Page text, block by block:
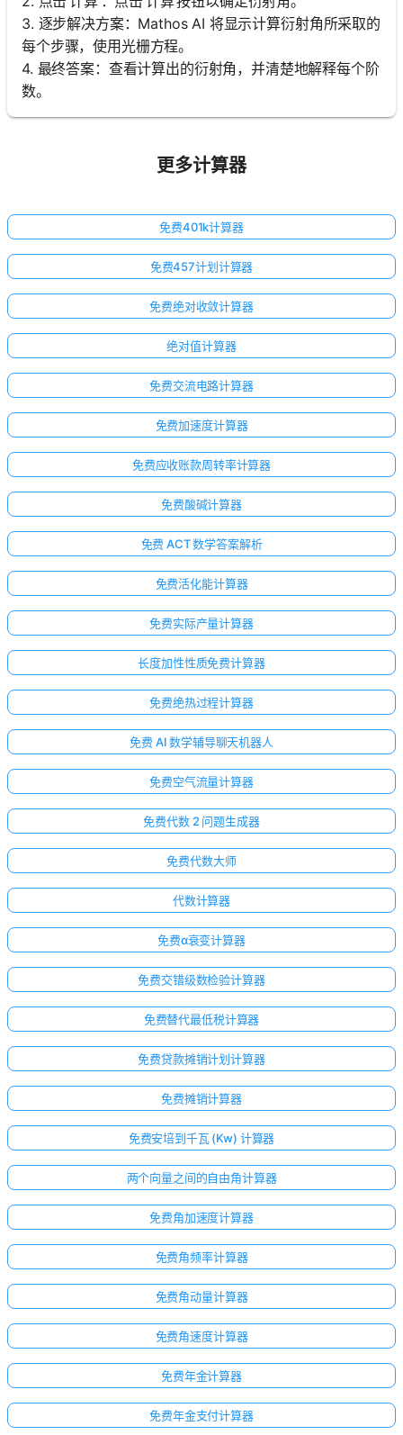
3. 逐步解决方案：Mathos AI 将显示计算衍射角所采取的
每个步骤，使用光栅方程。
4. 最终答案：查看计算出的衍射角，并清楚地解释每个阶
数。
更多计算器
免费401k计算器
免费457计划计算器
免费绝对收敛计算器
绝对值计算器
免费交流电路计算器
免费加速度计算器
免费应收账款周转率计算器
免费酸碱计算器
免费 ACT 数学答案解析
免费活化能计算器
免费实际产量计算器
长度加性性质免费计算器
免费绝热过程计算器
免费 AI 数学辅导聊天机器人
免费空气流量计算器
免费代数 2 问题生成器
免费代数大师
代数计算器
免费α衰变计算器
免费交错级数检验计算器
免费替代最低税计算器
免费贷款摊销计划计算器
免费摊销计算器
免费安培到千瓦 (Kw) 计算器
两个向量之间的自由角计算器
免费角加速度计算器
免费角频率计算器
免费角动量计算器
免费角速度计算器
免费年金计算器
免费年金支付计算器